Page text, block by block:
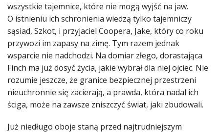
wszystkie tajemnice, które nie mogą wyjść na jaw.
O istnieniu ich schronienia wiedzą tylko tajemniczy
sąsiad, Szkot, i przyjaciel Coopera, Jake, który co roku
przywozi im zapasy na zimę. Tym razem jednak
wsparcie nie nadchodzi. Na domiar złego, dorastająca
Finch ma już dosyć życia, jakie wybrał dla niej ojciec. Nie
rozumie jeszcze, że granice bezpiecznej przestrzeni
nieuchronnie się zacierają, a prawda, która nadal ich
ściga, może na zawsze zniszczyć świat, jaki zbudowali.
Już niedługo oboje staną przed najtrudniejszym